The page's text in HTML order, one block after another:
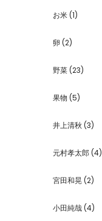
お米 (1)
卵 (2)
野菜 (23)
果物 (5)
井上清秋 (3)
元村孝太郎 (4)
宮田和晃 (2)
小田純哉 (4)